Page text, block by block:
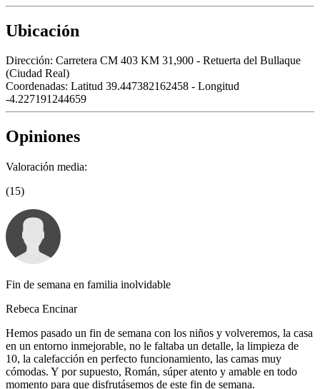
Ubicación
Dirección: Carretera CM 403 KM 31,900 - Retuerta del Bullaque
(Ciudad Real)
Coordenadas: Latitud 39.447382162458 - Longitud
-4.227191244659
Opiniones
Valoración media:
(15)
Fin de semana en familia inolvidable
Rebeca Encinar
Hemos pasado un fin de semana con los niños y volveremos, la casa
en un entorno inmejorable, no le faltaba un detalle, la limpieza de
10, la calefacción en perfecto funcionamiento, las camas muy
cómodas. Y por supuesto, Román, súper atento y amable en todo
momento para que disfrutásemos de este fin de semana.